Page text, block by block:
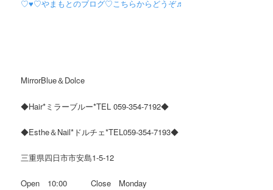
♡♥♡やまもとのブログ♡こちらからどうぞ♬
MirrorBlue＆Dolce
◆Hair*ミラーブルー*TEL 059-354-7192◆
◆Esthe＆Nail*ドルチェ*TEL059-354-7193◆
三重県四日市市安島1-5-12
Open 10:00 Close Monday